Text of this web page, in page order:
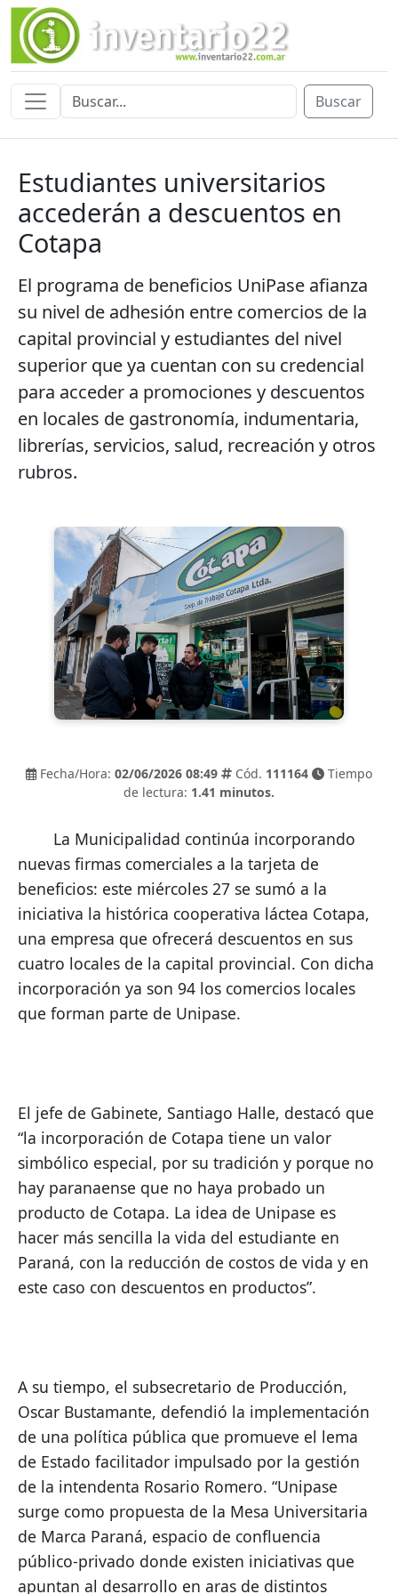
Buscar
Estudiantes universitarios
accederán a descuentos en
Cotapa
El programa de beneficios UniPase afianza
su nivel de adhesión entre comercios de la
capital provincial y estudiantes del nivel
superior que ya cuentan con su credencial
para acceder a promociones y descuentos
en locales de gastronomía, indumentaria,
librerías, servicios, salud, recreación y otros
rubros.
Fecha/Hora: 02/06/2026 08:49 Cód. 111164
Tiempo
de lectura: 1.41 minutos.
nuevas firmas comerciales a la tarjeta de
beneficios: este miércoles 27 se sumó a la
iniciativa la histórica cooperativa láctea Cotapa,
una empresa que ofrecerá descuentos en sus
cuatro locales de la capital provincial. Con dicha
incorporación ya son 94 los comercios locales
que forman parte de Unipase.
El jefe de Gabinete, Santiago Halle, destacó que
“la incorporación de Cotapa tiene un valor
simbólico especial, por su tradición y porque no
hay paranaense que no haya probado un
producto de Cotapa. La idea de Unipase es
hacer más sencilla la vida del estudiante en
Paraná, con la reducción de costos de vida y en
este caso con descuentos en productos”.
A su tiempo, el subsecretario de Producción,
Oscar Bustamante, defendió la implementación
de una política pública que promueve el lema
de Estado facilitador impulsado por la gestión
de la intendenta Rosario Romero. “Unipase
surge como propuesta de la Mesa Universitaria
de Marca Paraná, espacio de confluencia
público-privado donde existen iniciativas que
apuntan al desarrollo en aras de distintos